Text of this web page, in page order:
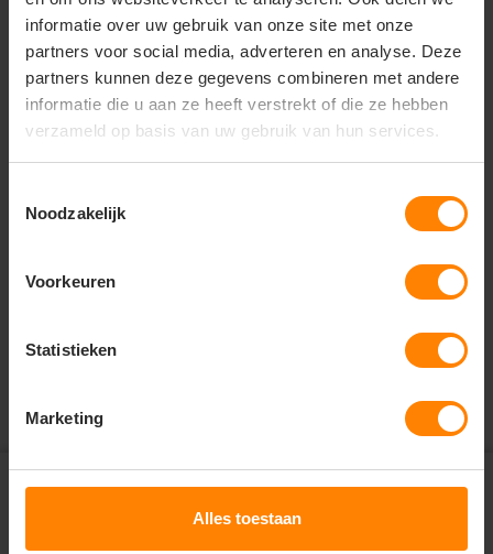
informatie over uw gebruik van onze site met onze
partners voor social media, adverteren en analyse. Deze
partners kunnen deze gegevens combineren met andere
informatie die u aan ze heeft verstrekt of die ze hebben
verzameld op basis van uw gebruik van hun services.
Noodzakelijk
Voorkeuren
Statistieken
Marketing
Alles toestaan
care behandeling en getailleerde details. zoals altijd
ook hier een gespleten juk op de rug.
Vragen? Neem contact
klantenservice
store Bezoek onze showroom:
Abonneer je op onze
nieuwsbrief en ontvang € 5,-
Altijd op de hoogte van nieuwe items